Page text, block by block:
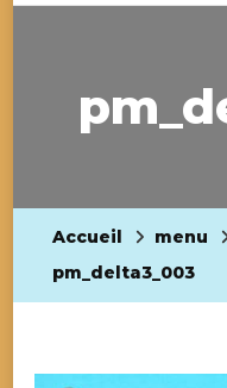
Accueil menu
pm_delta3_003